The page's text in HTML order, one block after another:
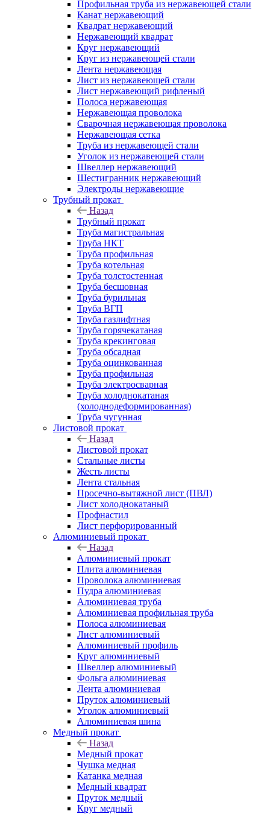
Профильная труба из нержавеющей стали
Канат нержавеющий
Квадрат нержавеющий
Нержавеющий квадрат
Круг нержавеющий
Круг из нержавеющей стали
Лента нержавеющая
Лист из нержавеющей стали
Лист нержавеющий рифленый
Полоса нержавеющая
Нержавеющая проволока
Сварочная нержавеющая проволока
Нержавеющая сетка
Труба из нержавеющей стали
Уголок из нержавеющей стали
Швеллер нержавеющий
Шестигранник нержавеющий
Электроды нержавеющие
Трубный прокат
Назад
Трубный прокат
Труба магистральная
Труба НКТ
Труба профильная
Труба котельная
Труба толстостенная
Труба бесшовная
Труба бурильная
Труба ВГП
Труба газлифтная
Труба горячекатаная
Труба крекинговая
Труба обсадная
Труба оцинкованная
Труба профильная
Труба электросварная
Труба холоднокатаная
(холоднодеформированная)
Труба чугунная
Листовой прокат
Назад
Листовой прокат
Стальные листы
Жесть листы
Лента стальная
Просечно-вытяжной лист (ПВЛ)
Лист холоднокатаный
Профнастил
Лист перфорированный
Алюминиевый прокат
Назад
Алюминиевый прокат
Плита алюминиевая
Проволока алюминиевая
Пудра алюминиевая
Алюминиевая труба
Алюминиевая профильная труба
Полоса алюминиевая
Лист алюминиевый
Алюминиевый профиль
Круг алюминиевый
Швеллер алюминиевый
Фольга алюминиевая
Лента алюминиевая
Пруток алюминиевый
Уголок алюминиевый
Алюминиевая шина
Медный прокат
Назад
Медный прокат
Чушка медная
Катанка медная
Медный квадрат
Пруток медный
Круг медный